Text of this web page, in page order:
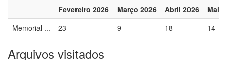
Fevereiro 2026 Março 2026 Abril 2026
Maio
Memorial ...
23 9 18 14
Arquivos visitados